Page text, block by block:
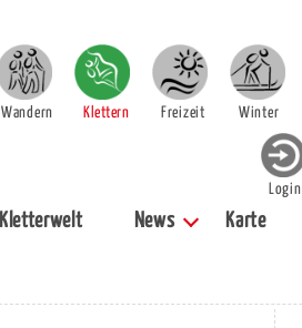
Wandern Klettern Freizeit Winter
Login
Kletterwelt News Karte